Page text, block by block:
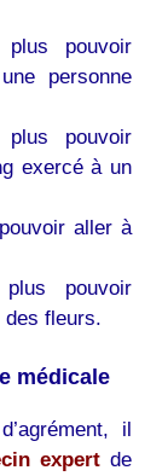
plus pouvoir
personne
plus pouvoir
exercé à un
aller à
pouvoir
des fleurs.
médicale
il
expert de